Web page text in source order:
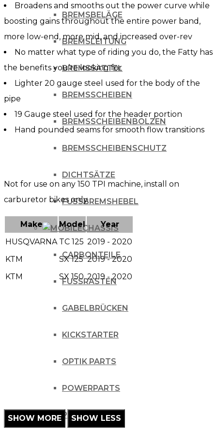
BREMSBELÄGE
BREMSLEITUNG
BREMSSATTEL
BREMSSCHEIBEN
BREMSSCHEIBENBOLZEN
BREMSSCHEIBENSCHUTZ
DICHTSÄTZE
FUSSBREMSHEBEL
CHASSIS
CARBONTEILE
FUSSRASTEN
GABELBRÜCKEN
KICKSTARTER
OPTIK PARTS
POWERPARTS
PROTEKTION
Broadens and smooths out the power curve while
boosting gains throughout the entire power band,
more low-end, more mid, and increased over-rev
No matter what type of riding you do, the Fatty has
the benefits you’re looking for
Lighter 20 gauge steel used for the body of the
pipe
19 Gauge steel used for the header portion
Hand pounded seams for smooth flow transitions
Not for use on any 150 TPI machine, install on
carburetor bikes only.
Make Model
Year
HUSQVARNA TC 125 2019 - 2020
KTM
SX 125 2019 - 2020
KTM
SX 150 2019 - 2020